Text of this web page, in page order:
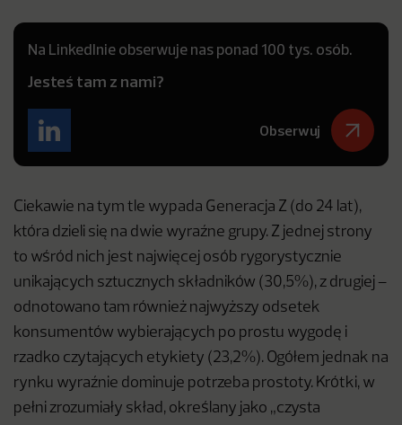
Na LinkedInie obserwuje nas ponad 100 tys. osób.
Jesteś tam z nami?
Obserwuj
Ciekawie na tym tle wypada Generacja Z (do 24 lat),
która dzieli się na dwie wyraźne grupy. Z jednej strony
to wśród nich jest najwięcej osób rygorystycznie
unikających sztucznych składników (30,5%), z drugiej –
odnotowano tam również najwyższy odsetek
konsumentów wybierających po prostu wygodę i
rzadko czytających etykiety (23,2%). Ogółem jednak na
rynku wyraźnie dominuje potrzeba prostoty. Krótki, w
pełni zrozumiały skład, określany jako „czysta